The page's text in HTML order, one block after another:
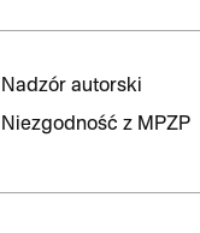
Nadzór autorski
Niezgodność z MPZP